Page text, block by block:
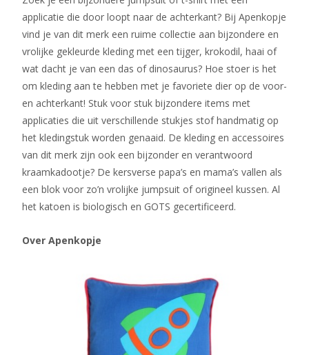
applicatie die door loopt naar de achterkant? Bij Apenkopje
vind je van dit merk een ruime collectie aan bijzondere en
vrolijke gekleurde kleding met een tijger, krokodil, haai of
wat dacht je van een das of dinosaurus? Hoe stoer is het
om kleding aan te hebben met je favoriete dier op de voor-
en achterkant! Stuk voor stuk bijzondere items met
applicaties die uit verschillende stukjes stof handmatig op
het kledingstuk worden genaaid. De kleding en accessoires
van dit merk zijn ook een bijzonder en verantwoord
kraamkadootje? De kersverse papa’s en mama’s vallen als
een blok voor zo’n vrolijke jumpsuit of origineel kussen. Al
het katoen is biologisch en GOTS gecertificeerd.
Over Apenkopje